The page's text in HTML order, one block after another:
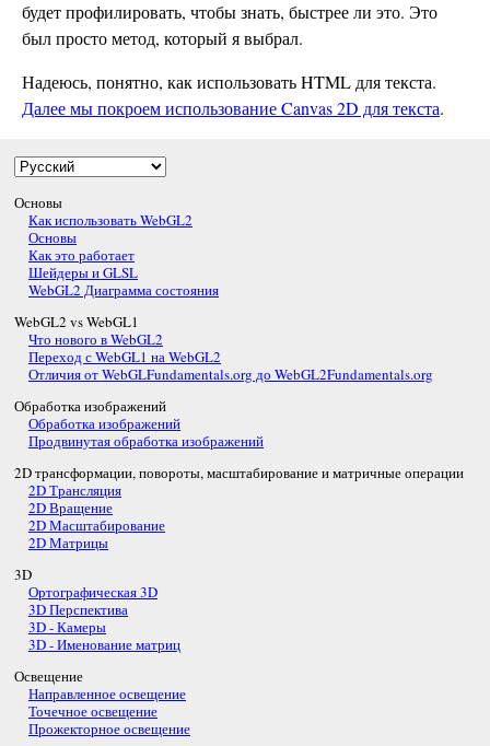
будет профилировать, чтобы знать, быстрее ли это. Это
был просто метод, который я выбрал.
Надеюсь, понятно, как использовать HTML для текста.
Далее мы покроем использование Canvas 2D для текста.
Основы
Как использовать WebGL2
Основы
Как это работает
Шейдеры и GLSL
WebGL2 Диаграмма состояния
WebGL2 vs WebGL1
Что нового в WebGL2
Переход с WebGL1 на WebGL2
Отличия от WebGLFundamentals.org до WebGL2Fundamentals.org
Обработка изображений
Обработка изображений
Продвинутая обработка изображений
2D трансформации, повороты, масштабирование и матричные операции
2D Трансляция
2D Вращение
2D Масштабирование
2D Матрицы
3D
Ортографическая 3D
3D Перспектива
3D - Камеры
3D - Именование матриц
Освещение
Направленное освещение
Точечное освещение
Прожекторное освещение